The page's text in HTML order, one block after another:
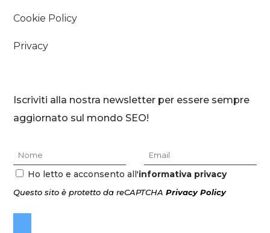
Cookie Policy
Privacy
Iscriviti alla nostra newsletter per essere sempre
aggiornato sul mondo SEO!
Ho letto e acconsento all'informativa privacy
Questo sito è protetto da reCAPTCHAPrivacy Policy